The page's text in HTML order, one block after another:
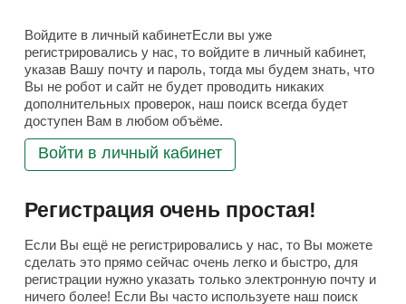
Войдите в личный кабинетЕсли вы уже
регистрировались у нас, то войдите в личный кабинет,
указав Вашу почту и пароль, тогда мы будем знать, что
Вы не робот и сайт не будет проводить никаких
дополнительных проверок, наш поиск всегда будет
доступен Вам в любом объёме.
Войти в личный кабинет
Регистрация очень простая!
Если Вы ещё не регистрировались у нас, то Вы можете
сделать это прямо сейчас очень легко и быстро, для
регистрации нужно указать только электронную почту и
ничего более! Если Вы часто используете наш поиск